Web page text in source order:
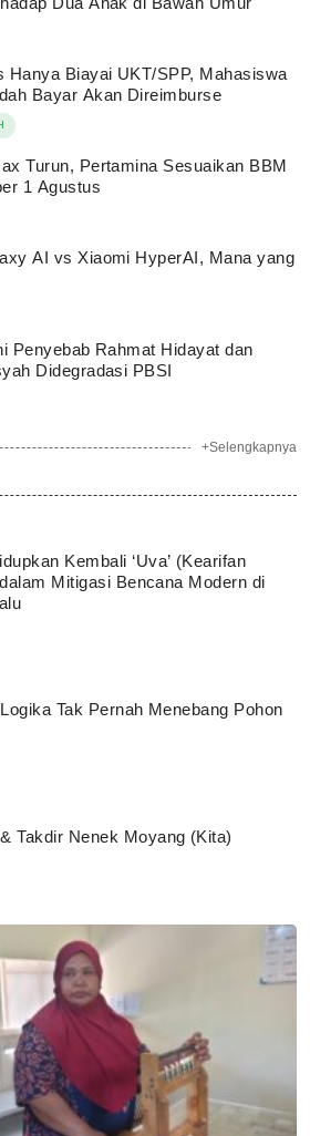
Hanya Biayai UKT/SPP, Mahasiswa
Bayar Akan Direimburse
Turun, Pertamina Sesuaikan BBM
1 Agustus
AI vs Xiaomi HyperAI, Mana yang
Penyebab Rahmat Hidayat dan
Didegradasi PBSI
+Selengkapnya
Kembali ‘Uva’ (Kearifan
Mitigasi Bencana Modern di
Tak Pernah Menebang Pohon
Takdir Nenek Moyang (Kita)